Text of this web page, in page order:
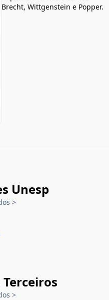
Brecht, Wittgenstein e Popper.
Unesp
>
>